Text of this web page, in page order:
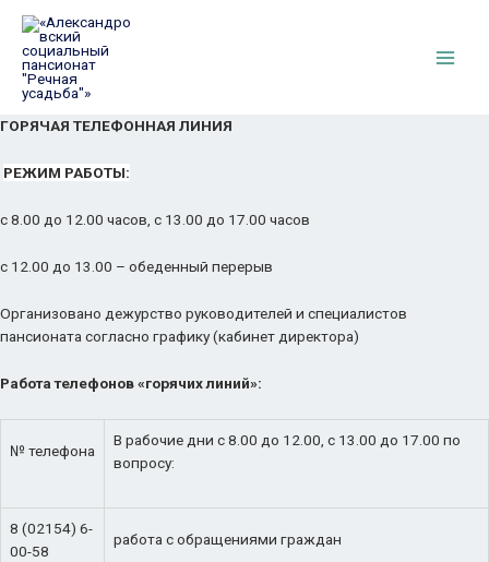
содержимому
ГОРЯЧАЯ ТЕЛЕФОННАЯ ЛИНИЯ
РЕЖИМ РАБОТЫ:
с 8.00 до 12.00 часов, с 13.00 до 17.00 часов
с 12.00 до 13.00 – обеденный перерыв
Организовано дежурство руководителей и специалистов
пансионата согласно графику (кабинет директора)
Работа телефонов «горячих линий»:
№ телефона
В рабочие дни с 8.00 до 12.00, с 13.00 до 17.00 по
вопросу:
8 (02154) 6-
00-58
работа с обращениями граждан